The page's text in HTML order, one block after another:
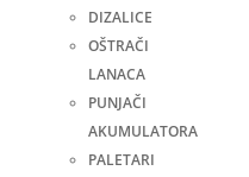
DIZALICE
OŠTRAČI
LANACA
PUNJAČI
AKUMULATORA
PALETARI